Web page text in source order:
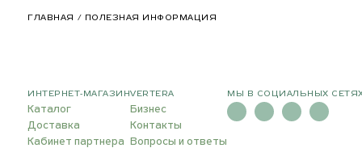
ГЛАВНАЯ ПОЛЕЗНАЯ ИНФОРМАЦИЯ
ИНТЕРНЕТ-МАГАЗИН
Каталог
Доставка
Кабинет партнера
VERTERA
Бизнес
Контакты
Вопросы и ответы
МЫ В СОЦИАЛЬНЫХ